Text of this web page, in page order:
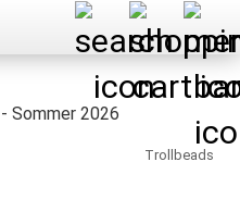
Sommer 2026
Trollbeads